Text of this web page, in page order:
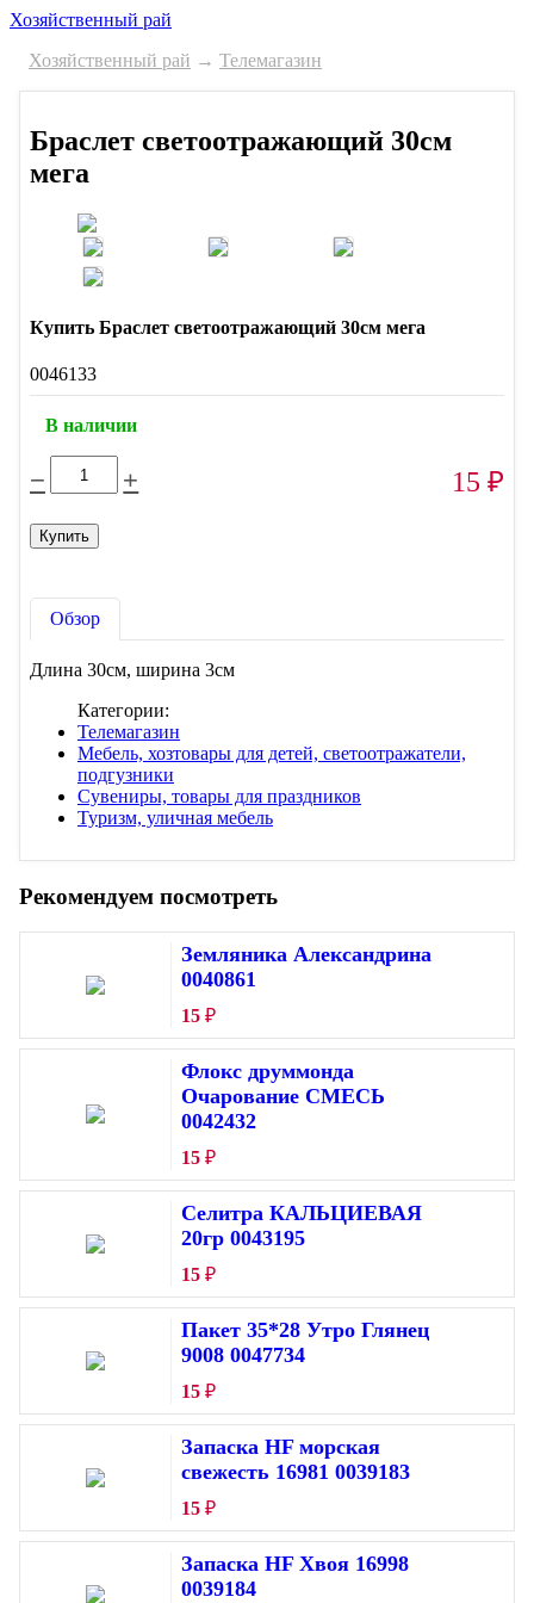
Хозяйственный рай
Хозяйственный рай → Телемагазин
Браслет светоотражающий 30см
мега
Купить Браслет светоотражающий 30см мега
0046133
В наличии
− + 15 ₽
Обзор
Длина 30см, ширина 3см
Категории:
Телемагазин
Мебель, хозтовары для детей, светоотражатели,
подгузники
Сувениры, товары для праздников
Туризм, уличная мебель
Рекомендуем посмотреть
Земляника Александрина
0040861
15 ₽
Флокс друммонда
Очарование СМЕСЬ
0042432
15 ₽
Селитра КАЛЬЦИЕВАЯ
20гр 0043195
15 ₽
Пакет 35*28 Утро Глянец
9008 0047734
15 ₽
Запаска HF морская
свежесть 16981 0039183
15 ₽
Запаска HF Хвоя 16998
0039184